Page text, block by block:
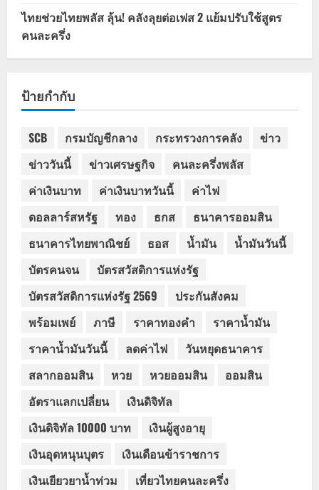
ไทยช่วยไทยพลัส ลุ้น! คลังลุยต่อเฟส 2 แย้มปรับใช้สูตร
คนละครึ่ง
ป้ายกำกับ
SCB กรมบัญชีกลาง กระทรวงการคลัง
ข่าว
ข่าววันนี้
ข่าวเศรษฐกิจ
คนละครึ่งพลัส
ค่าเงินบาท
ค่าเงินบาทวันนี้
ค่าไฟ
ดอลลาร์สหรัฐ
ทอง ธกส
ธนาคารออมสิน
ธนาคารไทยพาณิชย์
ธอส น้ำมัน
น้ำมันวันนี้
บัตรคนจน
บัตรสวัสดิการแห่งรัฐ
บัตรสวัสดิการแห่งรัฐ 2569
ประกันสังคม
พร้อมเพย์
ภาษี ราคาทองคำ
ราคาน้ำมัน
ราคาน้ำมันวันนี้
ลดค่าไฟ
วันหยุดธนาคาร
สลากออมสิน
หวย หวยออมสิน
ออมสิน
อัตราแลกเปลี่ยน
เงินดิจิทัล
เงินดิจิทัล 10000 บาท
เงินผู้สูงอายุ
เงินอุดหนุนบุตร
เงินเดือนข้าราชการ
เงินเยียวยาน้ำท่วม
เที่ยวไทยคนละครึ่ง